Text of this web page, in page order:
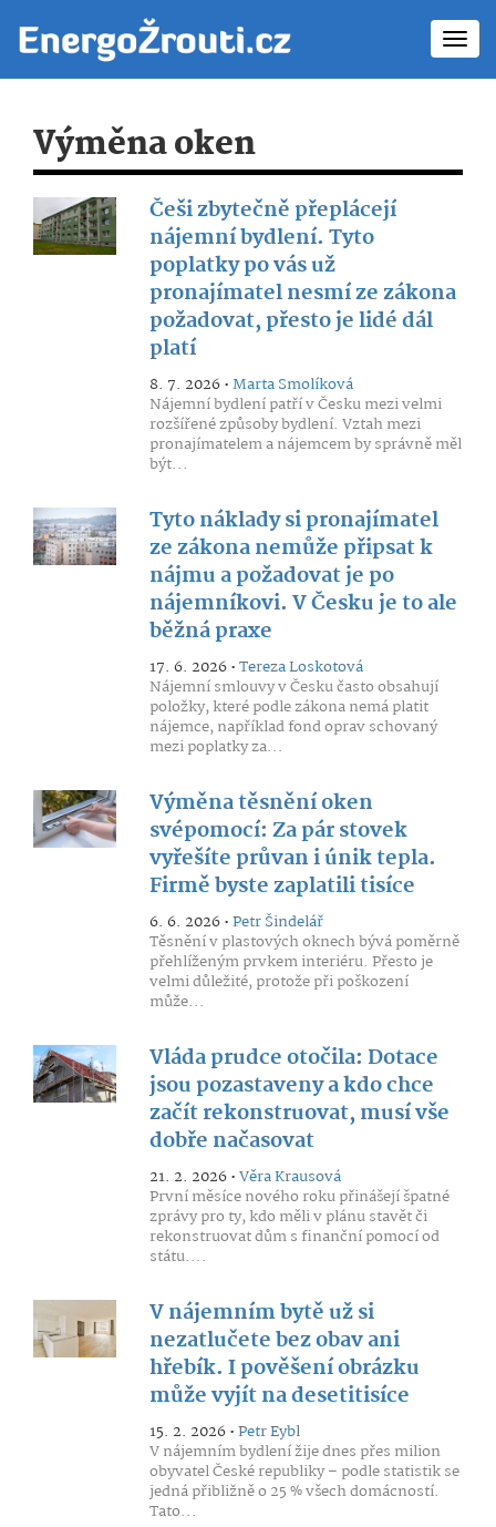
Výměna oken
Češi zbytečně přeplácejí
nájemní bydlení. Tyto
poplatky po vás už
pronajímatel nesmí ze zákona
požadovat, přesto je lidé dál
platí
8. 7. 2026 •Marta Smolíková
Nájemní bydlení patří v Česku mezi velmi
rozšířené způsoby bydlení. Vztah mezi
pronajímatelem a nájemcem by správně měl
být...
Tyto náklady si pronajímatel
ze zákona nemůže připsat k
nájmu a požadovat je po
nájemníkovi. V Česku je to ale
běžná praxe
17. 6. 2026 •Tereza Loskotová
Nájemní smlouvy v Česku často obsahují
položky, které podle zákona nemá platit
nájemce, například fond oprav schovaný
mezi poplatky za...
Výměna těsnění oken
svépomocí: Za pár stovek
vyřešíte průvan i únik tepla.
Firmě byste zaplatili tisíce
6. 6. 2026 •Petr Šindelář
Těsnění v plastových oknech bývá poměrně
přehlíženým prvkem interiéru. Přesto je
velmi důležité, protože při poškození
může...
Vláda prudce otočila: Dotace
jsou pozastaveny a kdo chce
začít rekonstruovat, musí vše
dobře načasovat
21. 2. 2026 •Věra Krausová
První měsíce nového roku přinášejí špatné
zprávy pro ty, kdo měli v plánu stavět či
rekonstruovat dům s finanční pomocí od
státu....
V nájemním bytě už si
nezatlučete bez obav ani
hřebík. I pověšení obrázku
může vyjít na desetitisíce
15. 2. 2026 •Petr Eybl
V nájemním bydlení žije dnes přes milion
obyvatel České republiky – podle statistik se
jedná přibližně o 25 % všech domácností.
Tato...